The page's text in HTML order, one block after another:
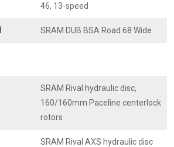
46, 13-speed
SRAM DUB BSA Road 68 Wide
SRAM Rival hydraulic disc,
160/160mm Paceline centerlock
rotors
SRAM Rival AXS hydraulic disc